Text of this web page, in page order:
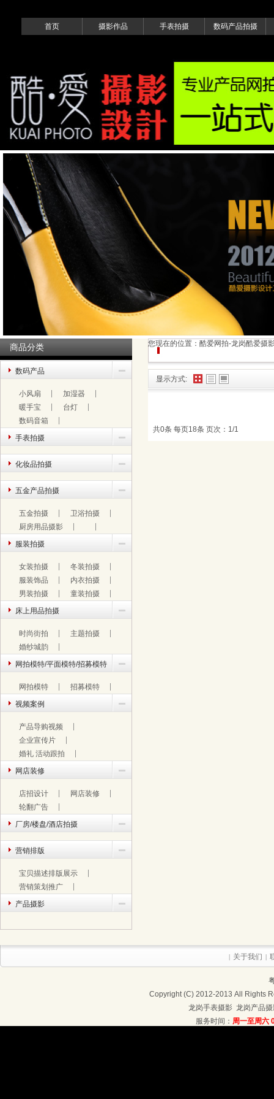
首页 摄影作品 手表拍摄 数码产品拍摄
商品分类
数码产品
小风扇
加湿器
暖手宝
台灯
数码音箱
手表拍摄
化妆品拍摄
五金产品拍摄
五金拍摄
卫浴拍摄
厨房用品摄影
服装拍摄
女装拍摄
冬装拍摄
服装饰品
内衣拍摄
男装拍摄
童装拍摄
床上用品拍摄
时尚街拍
主题拍摄
婚纱城韵
网拍模特/平面模特/招募模特
网拍模特
招募模特
视频案例
产品导购视频
企业宣传片
婚礼 活动跟拍
网店装修
店招设计
网店装修
轮翻广告
厂房/楼盘/酒店拍摄
营销排版
宝贝描述排版展示
营销策划推广
产品摄影
显示方式:
共0条 每页18条 页次：1/1
您现在的位置： 酷爱网拍-龙岗酷爱摄
Copyright (C) 2012-2013 All Rights
龙岗手表摄影 龙岗产品
服务时间： 周一至周六
| 关于我们 |